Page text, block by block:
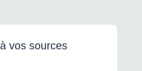
vos sources